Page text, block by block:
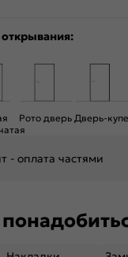
Структурный
Композитный
Рото дверь Дверь-купе
- оплата частями